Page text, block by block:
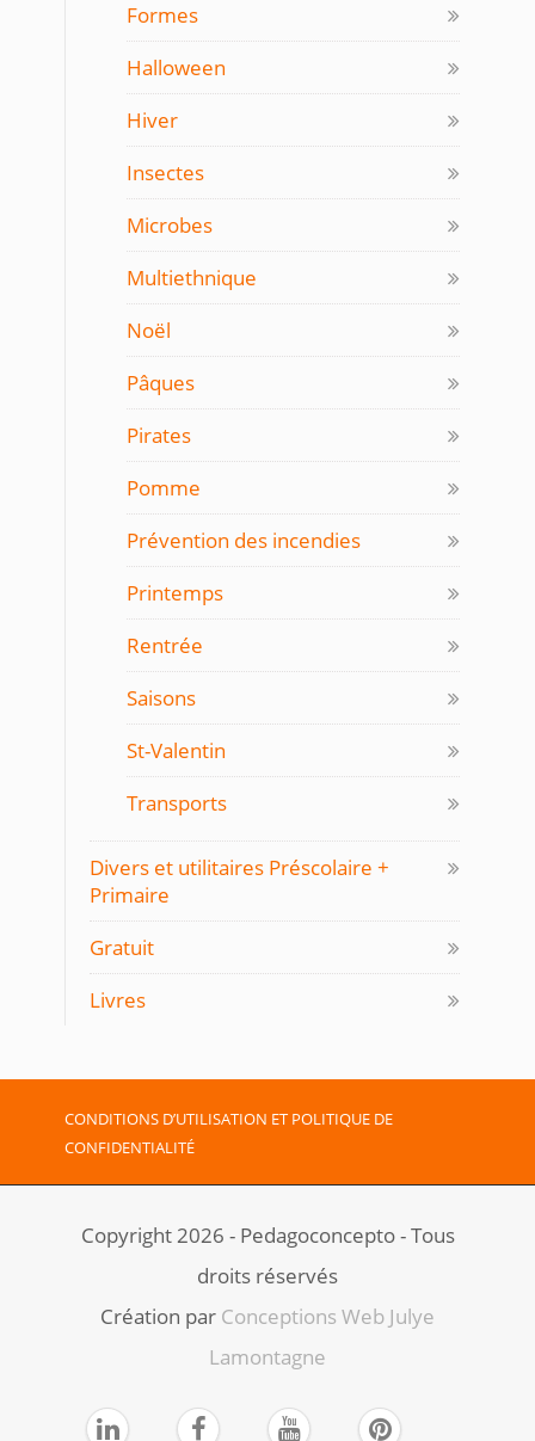
Formes
Halloween
Hiver
Insectes
Microbes
Multiethnique
Noël
Pâques
Pirates
Pomme
Prévention des incendies
Printemps
Rentrée
Saisons
St-Valentin
Transports
Divers et utilitaires Préscolaire +
Primaire
Gratuit
Livres
CONDITIONS D’UTILISATION ET POLITIQUE DE
CONFIDENTIALITÉ
Copyright 2026 - Pedagoconcepto - Tous
droits réservés
Création par ​ Conceptions Web Julye
Lamontagne
   